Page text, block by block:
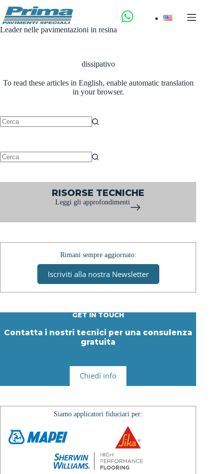
contenuto
Leader nelle pavimentazioni in resina
dissipativo
To read these articles in English, enable automatic translation
in your browser.
RISORSE TECNICHE
Leggi gli approfondimenti
Rimani sempre aggiornato:
Iscriviti alla nostra Newsletter
GET IN TOUCH
Contatta i nostri tecnici per una consulenza
gratuita
Chiedi info
Siamo applicatori fiduciari per: